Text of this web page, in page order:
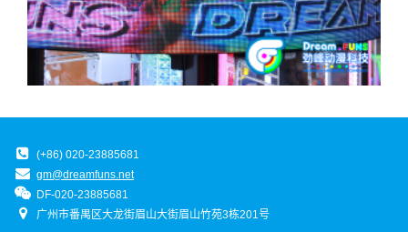
(+86) 020-23885681
gm@dreamfuns.net
DF-020-23885681
广州市番禺区大龙街眉山大街眉山竹苑3栋201号